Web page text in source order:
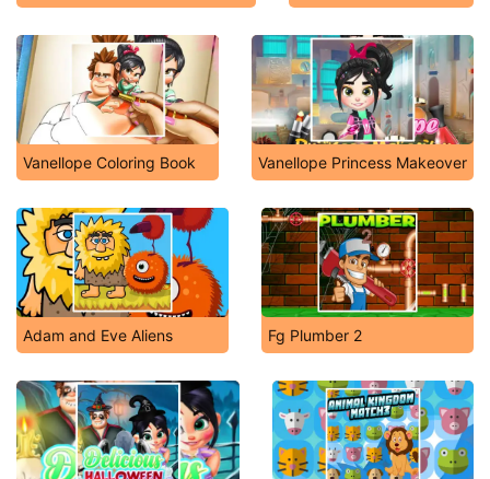
Vanellope Coloring Book Vanellope Princess Makeover
Adam and Eve Aliens Fg Plumber 2